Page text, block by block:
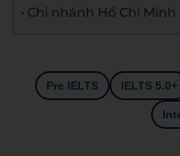
Chi nhánh Hồ Chí Minh
Pre IELTS IELTS 5.0+